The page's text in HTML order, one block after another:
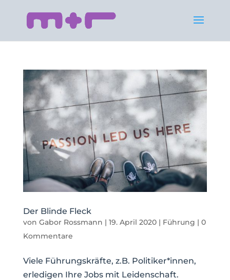
Der Blinde Fleck
von Gabor Rossmann | 19. April 2020| Führung | 0
Kommentare
Viele Führungskräfte, z.B. Politiker*innen,
erledigen Ihre Jobs mit Leidenschaft.